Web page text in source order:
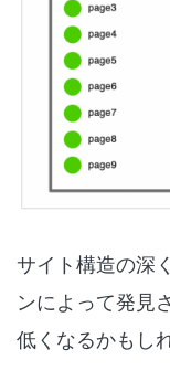
サイト構造の深
ンによって発見
低くなるかもし